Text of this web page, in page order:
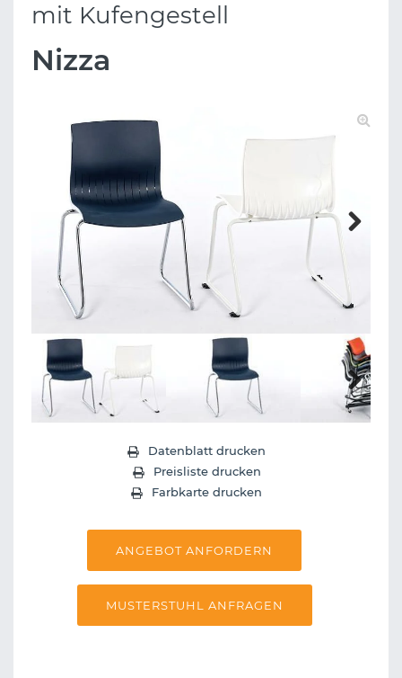
mit Kufengestell
Nizza
Next
Next
Datenblatt drucken
Preisliste drucken
Farbkarte drucken
ANGEBOT ANFORDERN
MUSTERSTUHL ANFRAGEN